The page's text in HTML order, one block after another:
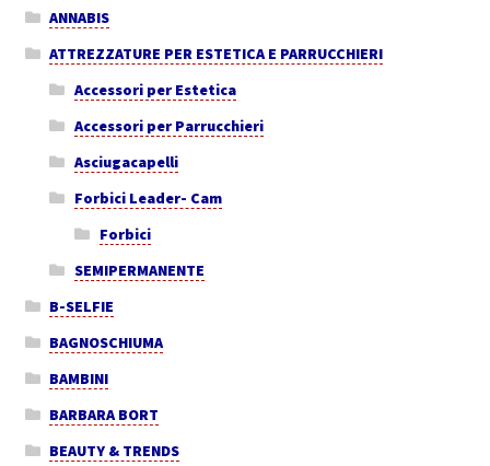
ANNABIS
ATTREZZATURE PER ESTETICA E PARRUCCHIERI
Accessori per Estetica
Accessori per Parrucchieri
Asciugacapelli
Forbici Leader- Cam
Forbici
SEMIPERMANENTE
B-SELFIE
BAGNOSCHIUMA
BAMBINI
BARBARA BORT
BEAUTY & TRENDS